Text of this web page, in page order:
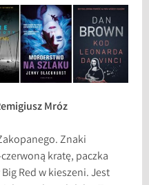
Mróz
Znaki
kratę, paczka
Red w kieszeni. Jest